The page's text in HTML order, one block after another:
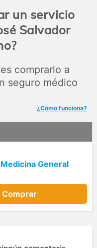
un servicio
Salvador
comprarlo a
seguro médico
¿Cómo funciona?
General
Comprar